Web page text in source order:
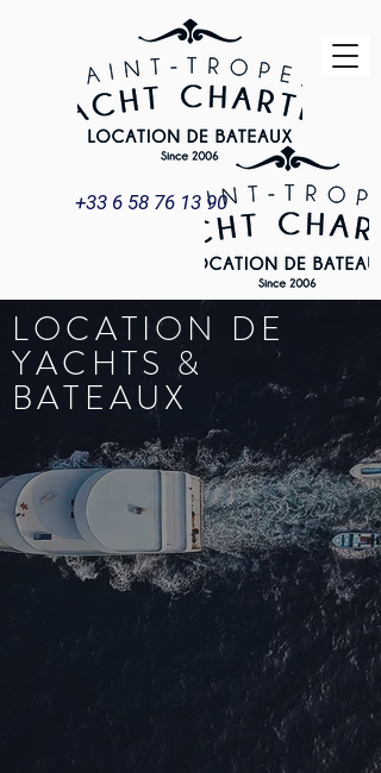
+33 6 58 76 13 90
LOCATION DE
YACHTS &
BATEAUX